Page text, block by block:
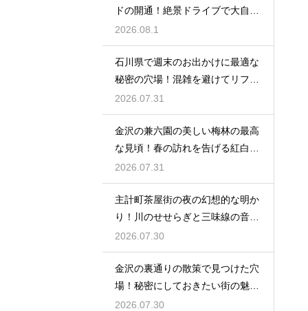
ドの開通！絶景ドライブで大自然
を満喫
2026.08.1
石川県で週末のお出かけに最適な
秘密の穴場！混雑を避けてリフレ
ッシュ
2026.07.31
金沢の兼六園の美しい梅林の最高
な見頃！春の訪れを告げる紅白の
花の絶景
2026.07.31
主計町茶屋街の夜の幻想的な明か
り！川のせせらぎと三味線の音色
に酔う
2026.07.30
金沢の裏通りの散策で見つけた穴
場！秘密にしておきたい街の魅力
を大発見
2026.07.30